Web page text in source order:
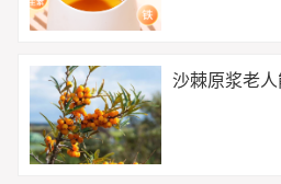
沙棘原浆老人